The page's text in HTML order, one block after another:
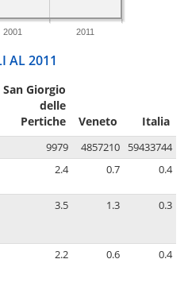
2001 2011
AL 2011
San Giorgio
delle
Pertiche
Veneto Italia
9979 4857210
59433744
2.4 0.7 0.4
3.5 1.3 0.3
2.2 0.6 0.4